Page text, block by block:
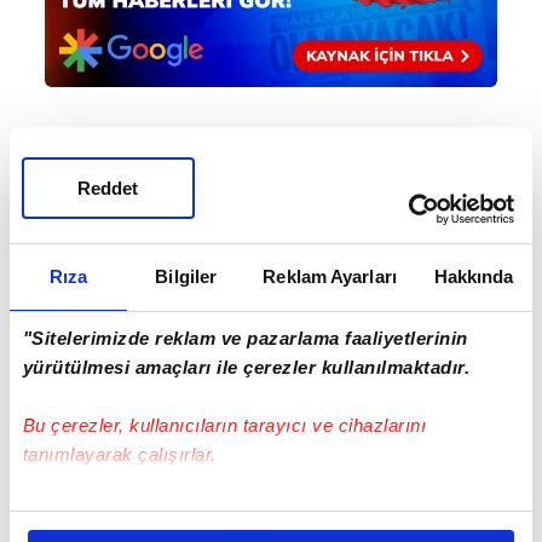
Rıza Bilgiler Reklam Ayarları Hakkında
"Sitelerimizde reklam ve pazarlama faaliyetlerinin
yürütülmesi amaçları ile çerezler kullanılmaktadır.
Bu çerezler, kullanıcıların tarayıcı ve cihazlarını
tanımlayarak çalışırlar.
Bu çerezlere izin vermeniz halinde sizlere özel
Reddet
Aytunç Akın - Editör
#İNGİLTERE PREMİER LİG #LİVERPOOL
#İSPANYA LALİGA